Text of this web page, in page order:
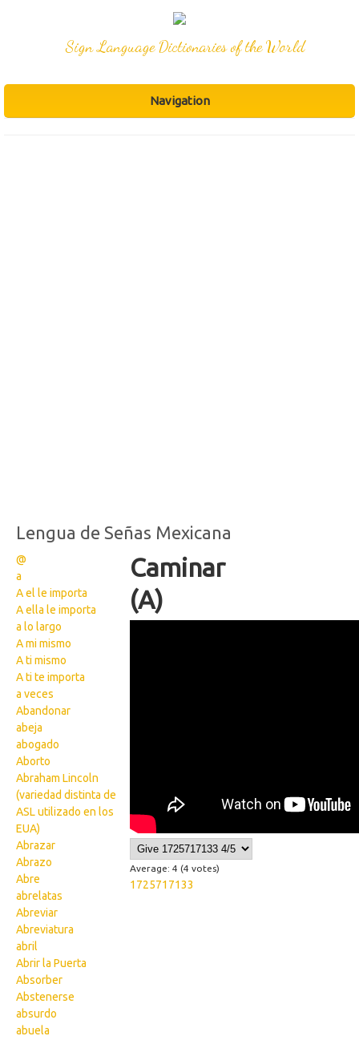
Sign Language Dictionaries of the World
Navigation
Lengua de Señas Mexicana
@
a
A el le importa
A ella le importa
a lo largo
A mi mismo
A ti mismo
A ti te importa
a veces
Abandonar
abeja
abogado
Aborto
Abraham Lincoln
(variedad distinta de
ASL utilizado en los
EUA)
Abrazar
Abrazo
Abre
abrelatas
Abreviar
Abreviatura
abril
Abrir la Puerta
Absorber
Abstenerse
absurdo
abuela
Caminar
(A)
Average: 4 (4 votes)
1725717133